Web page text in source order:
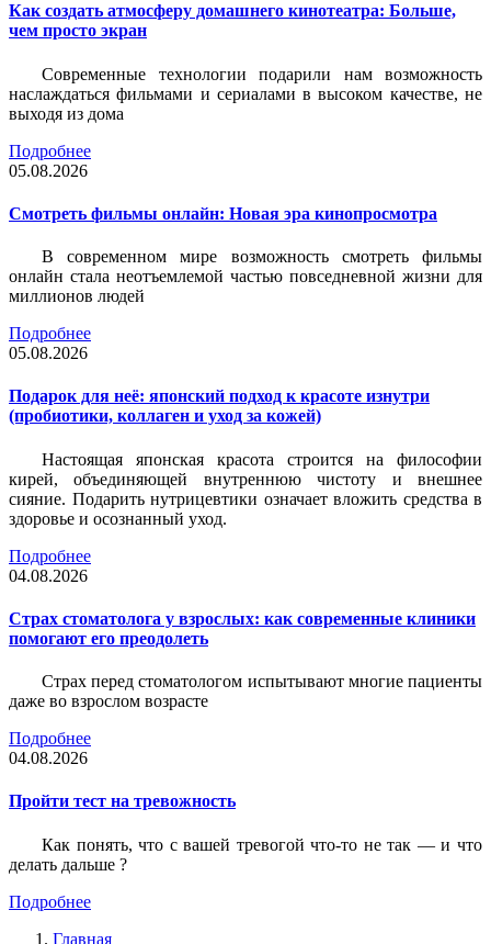
Как создать атмосферу домашнего кинотеатра: Больше,
чем просто экран
Современные технологии подарили нам возможность
наслаждаться фильмами и сериалами в высоком качестве, не
выходя из дома
Подробнее
05.08.2026
Смотреть фильмы онлайн: Новая эра кинопросмотра
В современном мире возможность смотреть фильмы
онлайн стала неотъемлемой частью повседневной жизни для
миллионов людей
Подробнее
05.08.2026
Подарок для неё: японский подход к красоте изнутри
(пробиотики, коллаген и уход за кожей)
Настоящая японская красота строится на философии
кирей, объединяющей внутреннюю чистоту и внешнее
сияние. Подарить нутрицевтики означает вложить средства в
здоровье и осознанный уход.
Подробнее
04.08.2026
Страх стоматолога у взрослых: как современные клиники
помогают его преодолеть
Страх перед стоматологом испытывают многие пациенты
даже во взрослом возрасте
Подробнее
04.08.2026
Пройти тест на тревожность
Как понять, что с вашей тревогой что-то не так — и что
делать дальше ?
Подробнее
Главная